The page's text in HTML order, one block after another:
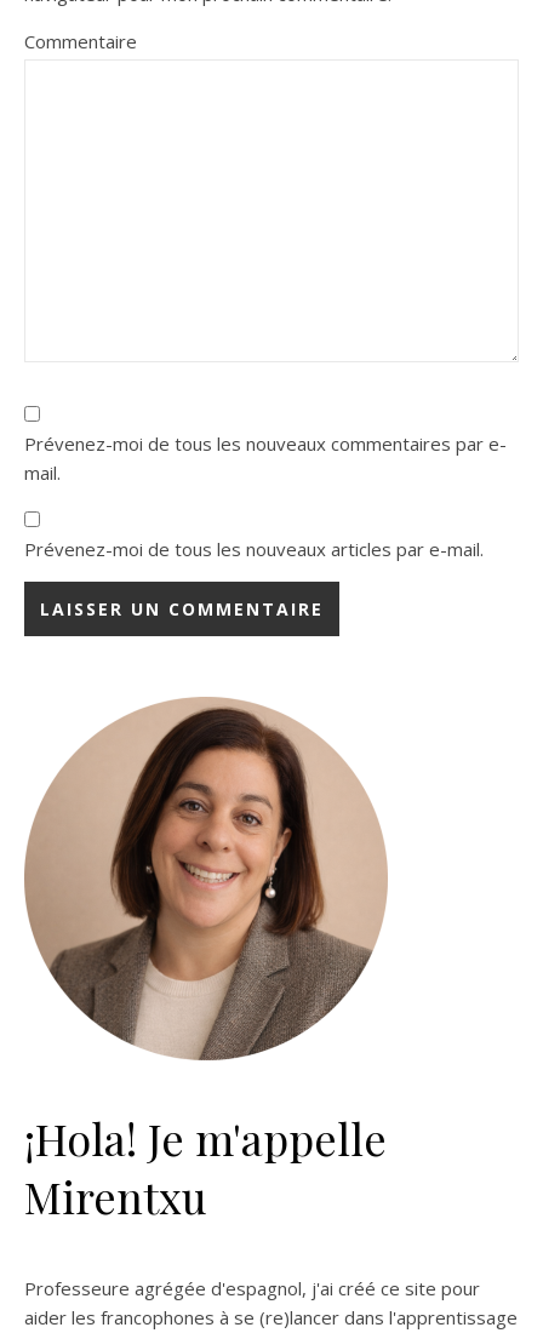
Commentaire
Prévenez-moi de tous les nouveaux commentaires par e-
mail.
Prévenez-moi de tous les nouveaux articles par e-mail.
¡Hola! Je m'appelle
Mirentxu
Professeure agrégée d'espagnol, j'ai créé ce site pour
aider les francophones à se (re)lancer dans l'apprentissage